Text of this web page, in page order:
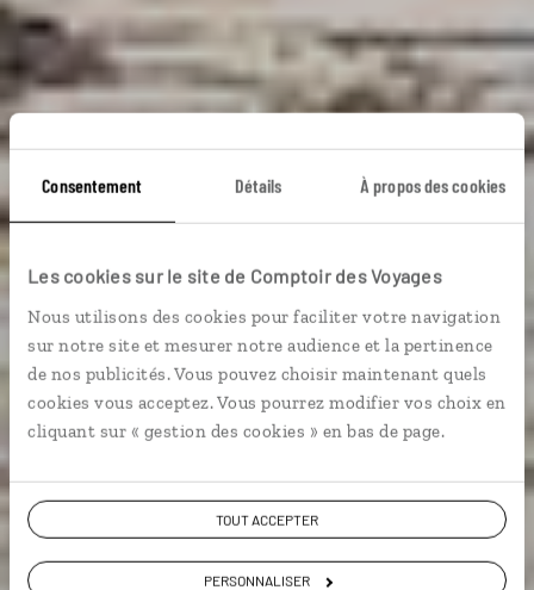
Consentement Détails À propos des cookies
Les cookies sur le site de Comptoir des Voyages
Nous utilisons des cookies pour faciliter votre navigation
sur notre site et mesurer notre audience et la pertinence
de nos publicités. Vous pouvez choisir maintenant quels
cookies vous acceptez. Vous pourrez modifier vos choix en
cliquant sur « gestion des cookies » en bas de page.
TOUT ACCEPTER
PERSONNALISER
La Sardaigne plein
soleil
Séjour en famille sur les plages de Sardaigne, au sud
de Cagliari.
En famille Plages etc.
Voir les 1547 avis sur les voyages en Italie